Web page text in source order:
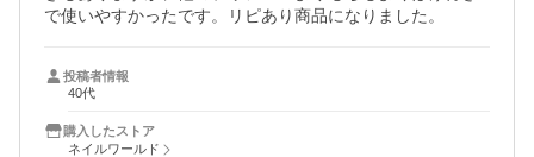
で使いやすかったです。リピあり商品になりました。
投稿者情報
40代
購入したストア
ネイルワールド